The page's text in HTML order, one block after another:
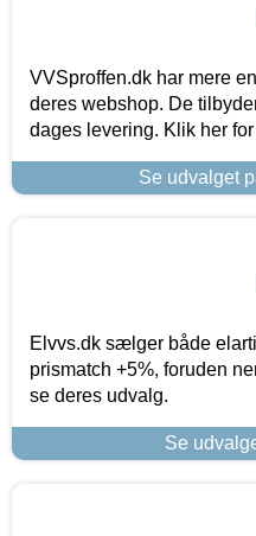
VVSproffen.dk har mere
deres webshop. De
dages levering. Klik her
Se udvalget
Elvvs.dk sælger både
prismatch +5%, foruden
se deres udvalg.
Se